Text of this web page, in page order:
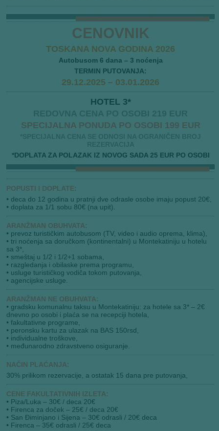
CENOVNIK
TOSKANA NOVA GODINA 2026
Autobusom 6 dana – 3 noćenja
TERMIN PUTOVANJA:
29.12.2025 – 03.01.2026
HOTEL 3*
SPECIJALNA PONUDA PO OSOBI 199 EUR
*DOPLATA ZA POLAZAK IZ NOVOG SADA 25 EUR PO OSOBI
POPUSTI I DOPLATE:
• deca do 12 godina u pratnji dve odrasle osobe imaju popust 20€,
• doplata za 1/1 sobu 80€ (na upit).
ARANŽMAN OBUHVATA:
• prevoz turističkim autobusom (TV, video i audio oprema, klima),
• tri noćenja sa doručkom (kontinentalni) u Montekatiniju u hotelu
sa 3*,
• smeštaj u 1/2 i 1/2+1 sobama,
• razgledanja i obilaske prema programu,
• usluge turističkog vodiča tokom putovanja,
• agencijske usluge.
ARANŽMAN NE OBUHVATA:
• gradsku komunalnu taksu u Montekatiniju: za hotele sa 3* – 2€
dnevno po osobi i plaća se na recepciji hotela,
• fakultativne programe,
• peronsku kartu za ulazak na BAS 150rsd,
• individualne troškove,
• međunarodno zdravstveno osiguranje.
NAČIN PLAĆANJA:
30% prilikom rezervacije, a ostatak 15 dana pre putovanja,
CENE FAKULTATIVNIH IZLETA:
• Piza/Luka – 30€ / deca 20€
• Firenca za doček – 25€ / deca 20€
• San Điminjano i Sijena – 30€ odrasli / 20€ deca
• Firenca – 35€ odrasli / 25€ deca